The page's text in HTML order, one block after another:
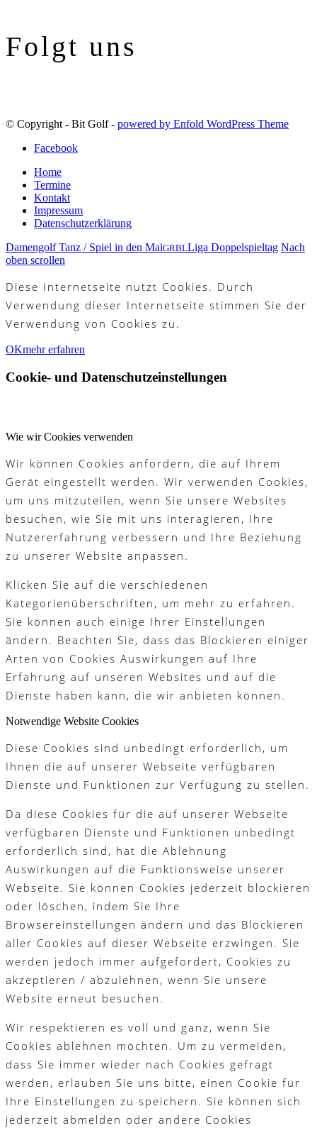
Folgt uns
© Copyright - Bit Golf - powered by Enfold WordPress Theme
Facebook
Home
Termine
Kontakt
Impressum
Datenschutzerklärung
Damengolf Tanz / Spiel in den MaiGRBLLiga Doppelspieltag Nach
oben scrollen
Diese Internetseite nutzt Cookies. Durch
Verwendung dieser Internetseite stimmen Sie der
Verwendung von Cookies zu.
OKmehr erfahren
Cookie- und Datenschutzeinstellungen
Wie wir Cookies verwenden
Wir können Cookies anfordern, die auf Ihrem
Gerät eingestellt werden. Wir verwenden Cookies,
um uns mitzuteilen, wenn Sie unsere Websites
besuchen, wie Sie mit uns interagieren, Ihre
Nutzererfahrung verbessern und Ihre Beziehung
zu unserer Website anpassen.
Klicken Sie auf die verschiedenen
Kategorienüberschriften, um mehr zu erfahren.
Sie können auch einige Ihrer Einstellungen
ändern. Beachten Sie, dass das Blockieren einiger
Arten von Cookies Auswirkungen auf Ihre
Erfahrung auf unseren Websites und auf die
Dienste haben kann, die wir anbieten können.
Notwendige Website Cookies
Diese Cookies sind unbedingt erforderlich, um
Ihnen die auf unserer Webseite verfügbaren
Dienste und Funktionen zur Verfügung zu stellen.
Da diese Cookies für die auf unserer Webseite
verfügbaren Dienste und Funktionen unbedingt
erforderlich sind, hat die Ablehnung
Auswirkungen auf die Funktionsweise unserer
Webseite. Sie können Cookies jederzeit blockieren
oder löschen, indem Sie Ihre
Browsereinstellungen ändern und das Blockieren
aller Cookies auf dieser Webseite erzwingen. Sie
werden jedoch immer aufgefordert, Cookies zu
akzeptieren / abzulehnen, wenn Sie unsere
Website erneut besuchen.
Wir respektieren es voll und ganz, wenn Sie
Cookies ablehnen möchten. Um zu vermeiden,
dass Sie immer wieder nach Cookies gefragt
werden, erlauben Sie uns bitte, einen Cookie für
Ihre Einstellungen zu speichern. Sie können sich
jederzeit abmelden oder andere Cookies